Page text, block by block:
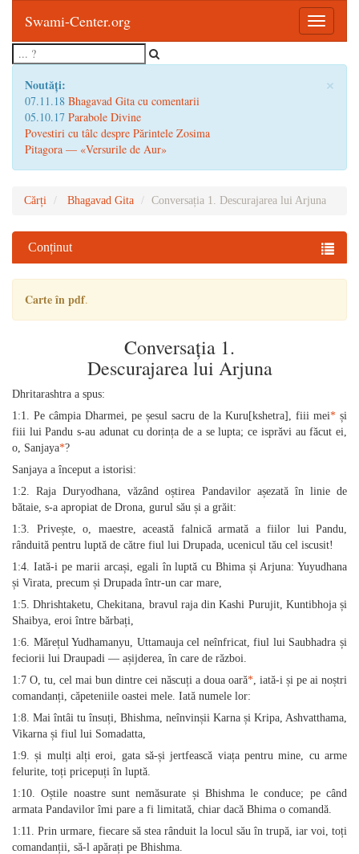
Toggle
Swami-Center.org
×
Noutăți:
07.11.18 Bhagavad Gita cu comentarii
05.10.17 Parabole Divine
Povestiri cu tâlc despre Părintele Zosima
Pitagora — «Versurile de Aur»
Cărți Bhagavad Gita Conversația 1. Descurajarea lui Arjuna
Conținut
Carte în pdf.
Conversația 1.
Descurajarea lui Arjuna
Dhritarashtra a spus:
1:1. Pe câmpia Dharmei, pe șesul sacru de la Kuru[kshetra], fiii mei* și
fiii lui Pandu s-au adunat cu dorința de a se lupta; ce isprăvi au făcut ei,
o, Sanjaya*?
Sanjaya a început a istorisi:
1:2. Raja Duryodhana, văzând oștirea Pandavilor așezată în linie de
bătaie, s-a apropiat de Drona, gurul său și a grăit:
1:3. Privește, o, maestre, această falnică armată a fiilor lui Pandu,
rânduită pentru luptă de către fiul lui Drupada, ucenicul tău cel iscusit!
1:4. Iată-i pe marii arcași, egali în luptă cu Bhima și Arjuna: Yuyudhana
și Virata, precum și Drupada într-un car mare,
1:5. Dhrishtaketu, Chekitana, bravul raja din Kashi Purujit, Kuntibhoja și
Shaibya, eroi între bărbați,
1:6. Mărețul Yudhamanyu, Uttamauja cel neînfricat, fiul lui Saubhadra și
feciorii lui Draupadi — așijderea, în care de război.
1:7 O, tu, cel mai bun dintre cei născuți a doua oară*, iată-i și pe ai noștri
comandanți, căpeteniile oastei mele. Iată numele lor:
1:8. Mai întâi tu însuți, Bhishma, neînvinșii Karna și Kripa, Ashvatthama,
Vikarna și fiul lui Somadatta,
1:9. și mulți alți eroi, gata să-și jertfească viața pentru mine, cu arme
felurite, toți pricepuți în luptă.
1:10. Oștile noastre sunt nemăsurate și Bhishma le conduce; pe când
armata Pandavilor îmi pare a fi limitată, chiar dacă Bhima o comandă.
1:11. Prin urmare, fiecare să stea rânduit la locul său în trupă, iar voi, toți
comandanții, să-l apărați pe Bhishma.